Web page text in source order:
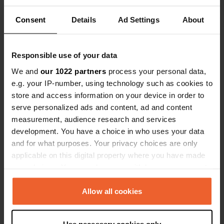
Consent Details Ad Settings About
Responsible use of your data
We and our 1022 partners process your personal data,
e.g. your IP-number, using technology such as cookies to
store and access information on your device in order to
serve personalized ads and content, ad and content
measurement, audience research and services
development. You have a choice in who uses your data
and for what purposes. Your privacy choices are only
applicable on this digital property where you have made
any time from the Cookie Declaration or by clicking on
the Privacy trigger icon.Allow all cookies
journée, mais nous y sommes
finalement restés quatre. Nous
Voir tous les 51 avis
Contact
Emplacement
Coordonnées
56° 14' 58" N 8° 10' 4" E